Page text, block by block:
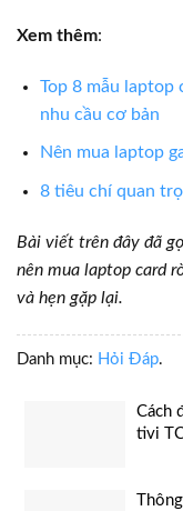
Xem thêm:
Top 8 mẫu
nhu cầu cơ bản
Nên mua laptop
8 tiêu chí quan
Bài viết trên đây đã
nên mua laptop card
và hẹn gặp lại.
Danh mục: Hỏi Đáp.
Cách
tivi